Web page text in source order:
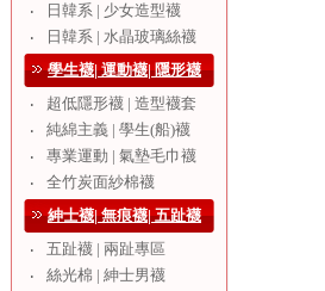
‧
日韓系 | 少女造型襪
‧
日韓系 | 水晶玻璃絲襪
學生襪| 運動襪| 隱形襪
‧
超低隱形襪 | 造型襪套
‧
純綿主義 | 學生(船)襪
‧
專業運動 | 氣墊毛巾襪
‧
全竹炭面紗棉襪
紳士襪| 無痕襪| 五趾襪
‧
五趾襪 | 兩趾專區
‧
絲光棉 | 紳士男襪